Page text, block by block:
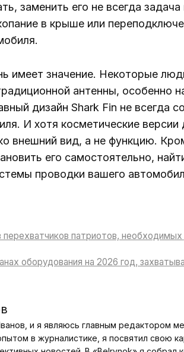
заменить его не всегда
в крыше или
имеет значение. Некоторые
антенны, особенно
дизайн Shark Fin не всегда
И хотя косметические
внешний вид, а не функцию.
его самостоятельно,
проводки вашего
патриотов, необходимых
оборудования на 2026 год,
и я являюсь главным редактором
в журналистике, я посвятил свою